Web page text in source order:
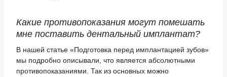
Какие противопоказания могут помешать
мне поставить дентальный имплантат?
В нашей статье «Подготовка перед имплантацией зубов»
мы подробно описывали, что является абсолютными
противопоказаниями. Так из основных можно